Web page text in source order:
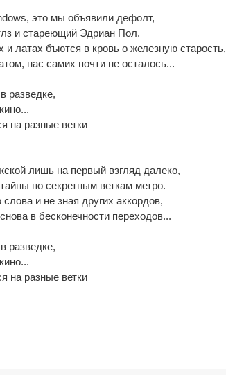
это мы объявили дефолт,
и стареющий Эдриан Пол.
латах бъются в кровь о железную старость,
нас самих почти не осталось...
разведке,
на разные ветки
лишь на первый взгляд далеко,
по секретным веткам метро.
и не зная других аккордов,
в бесконечности переходов...
разведке,
на разные ветки